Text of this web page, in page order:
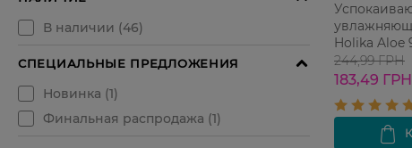
Holika Aloe
244,99 ГРН
183,49 ГРН